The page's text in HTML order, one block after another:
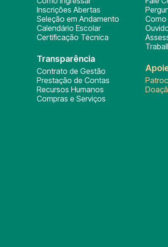
Inscrições Abertas
Seleção em Andamento
Calendário Escolar
Certificação Técnica
Transparência
Contrato de Gestão
Prestação de Contas
Recursos Humanos
Compras e Serviços